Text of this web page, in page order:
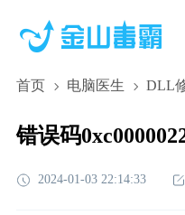
首页 电脑医生 DLL
错误码
2024-01-03 22:14:33